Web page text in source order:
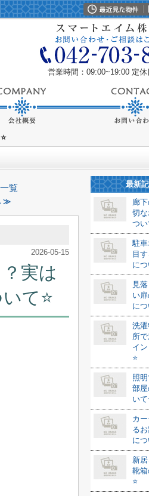
営業時間：09:00~19:00 定休
覧
≫
2026-05-15
実は
て⭐️
最新
廊
切
つい
駐
目
につ
見
い
につ
洗
所
イ
⭐️
照
部
いて
カ
る
につ
新
靴箱
⭐️